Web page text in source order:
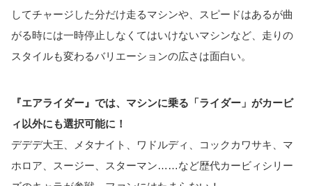
してチャージした分だけ走るマシンや、スピードはあるが曲
がる時には一時停止しなくてはいけないマシンなど、走りの
スタイルも変わるバリエーションの広さは面白い。
『エアライダー』では、マシンに乗る「ライダー」がカービ
ィ以外にも選択可能に！
デデデ大王、メタナイト、ワドルディ、コックカワサキ、マ
ホロア、スージー、スターマン……など歴代カービィシリー